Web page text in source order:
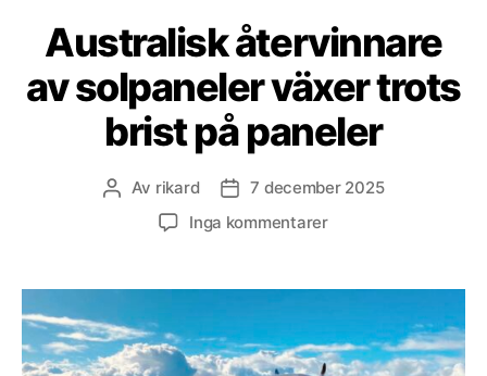
Australisk återvinnare
av solpaneler växer trots
brist på paneler
Inläggsförfattare
Av rikard Inläggsdatum
7 december 2025
Inga kommentarertill
av
växer
trots